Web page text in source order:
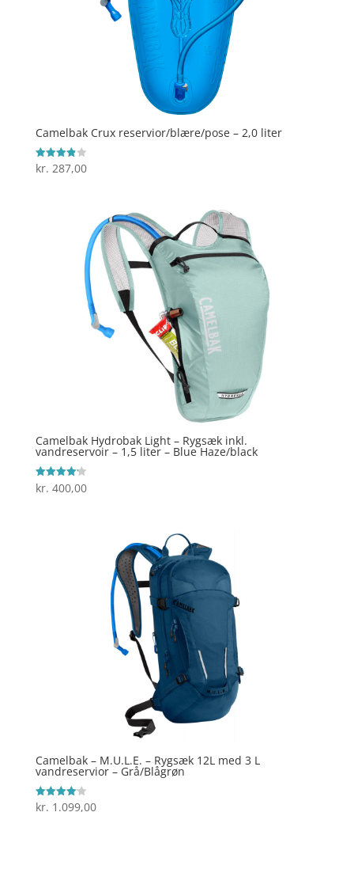
Camelbak Crux reservior/blære/pose – 2,0 liter
Vurderet
3.9
kr. 287,00
Camelbak Hydrobak Light – Rygsæk inkl.
vandreservoir – 1,5 liter – Blue Haze/black
Vurderet
4.2
kr. 400,00
Camelbak – M.U.L.E. – Rygsæk 12L med 3 L
vandreservior – Grå/Blågrøn
Vurderet
4.1
kr. 1.099,00